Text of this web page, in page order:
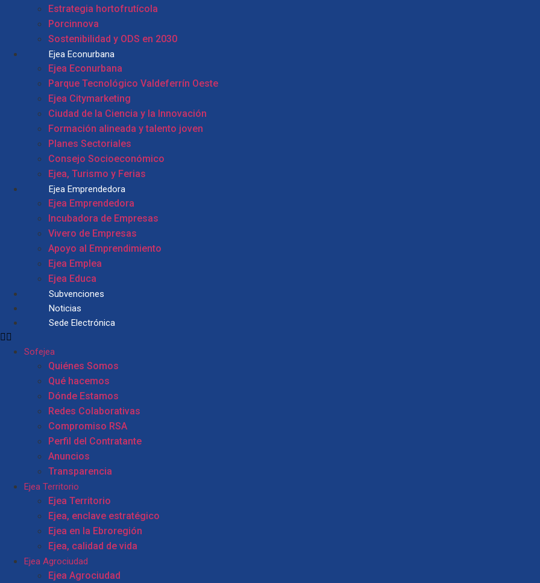
Estrategia hortofrutícola
Porcinnova
Sostenibilidad y ODS en 2030
Ejea Econurbana
Ejea Econurbana
Parque Tecnológico Valdeferrín Oeste
Ejea Citymarketing
Ciudad de la Ciencia y la Innovación
Formación alineada y talento joven
Planes Sectoriales
Consejo Socioeconómico
Ejea, Turismo y Ferias
Ejea Emprendedora
Ejea Emprendedora
Incubadora de Empresas
Vivero de Empresas
Apoyo al Emprendimiento
Ejea Emplea
Ejea Educa
Subvenciones
Noticias
Sede Electrónica
Sofejea
Quiénes Somos
Qué hacemos
Dónde Estamos
Redes Colaborativas
Compromiso RSA
Perfil del Contratante
Anuncios
Transparencia
Ejea Territorio
Ejea Territorio
Ejea, enclave estratégico
Ejea en la Ebroregión
Ejea, calidad de vida
Ejea Agrociudad
Ejea Agrociudad